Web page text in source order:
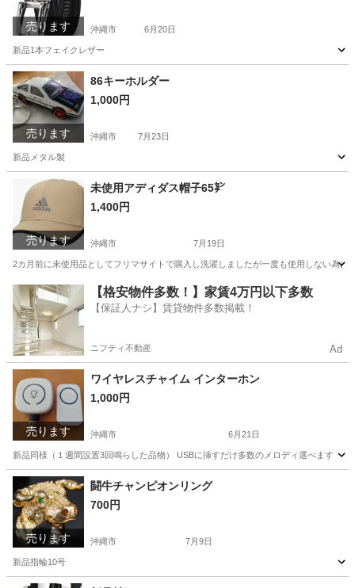
売ります 沖縄市 6月20日
新品1本フェイクレザー
沖縄 沖縄市 その他 新品
売ります
86キーホルダー
1,000円
沖縄市 7月23日
新品メタル製
沖縄 沖縄市 ミニカー キーホルダー
売ります
未使用アディダス帽子65㌢
1,400円
沖縄市 7月19日
2カ月前に未使用品としてフリマサイトで購入し洗濯しましたが一度も使用しない
沖縄 沖縄市 小物 アディダス
【格安物件多数！】家賃4万円以下多数
【保証人ナシ】賃貸物件多数掲載！
ニフティ不動産 Ad
売ります
ワイヤレスチャイム インターホン
1,000円
沖縄市 6月21日
新品同様（１週間設置3回鳴らした品物） USBに挿すだけ多数のメロディ選べます
沖縄 沖縄市 その他
売ります
闘牛チャンピオンリング
700円
沖縄市 7月9日
新品指輪10号